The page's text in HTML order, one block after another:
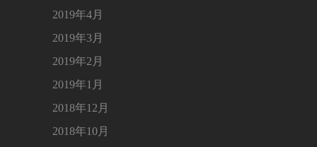
2019年4月
2019年3月
2019年2月
2019年1月
2018年12月
2018年10月